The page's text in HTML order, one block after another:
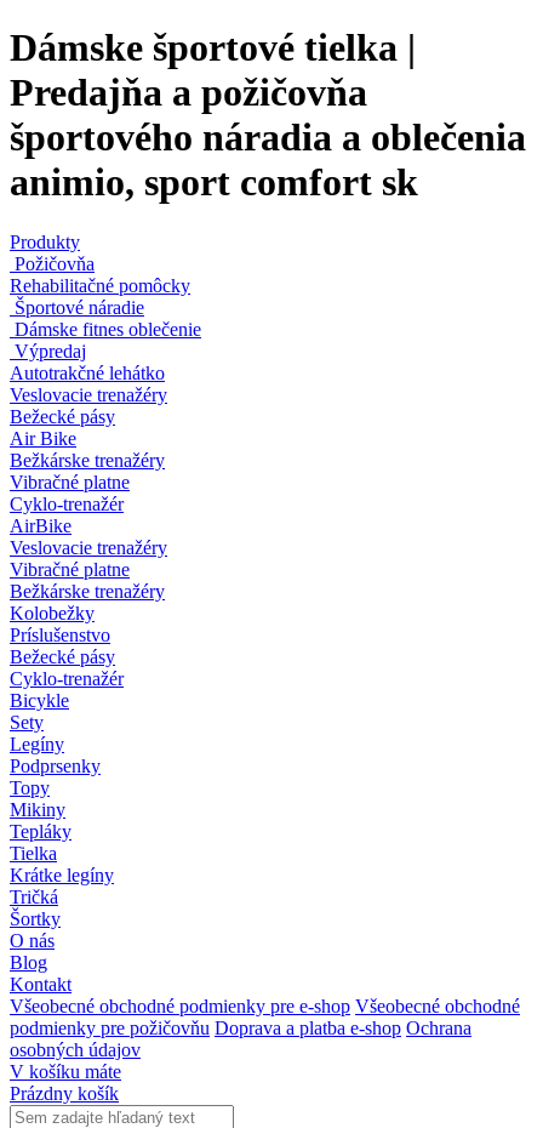
Dámske športové tielka |
Predajňa a požičovňa
športového náradia a oblečenia
animio, sport comfort sk
Produkty
Požičovňa
Rehabilitačné pomôcky
Športové náradie
Dámske fitnes oblečenie
Výpredaj
Autotrakčné lehátko
Veslovacie trenažéry
Bežecké pásy
Air Bike
Bežkárske trenažéry
Vibračné platne
Cyklo-trenažér
AirBike
Veslovacie trenažéry
Vibračné platne
Bežkárske trenažéry
Kolobežky
Príslušenstvo
Bežecké pásy
Cyklo-trenažér
Bicykle
Sety
Legíny
Podprsenky
Topy
Mikiny
Tepláky
Tielka
Krátke legíny
Tričká
Šortky
O nás
Blog
Kontakt
Všeobecné obchodné podmienky pre e-shop Všeobecné obchodné
podmienky pre požičovňu Doprava a platba e-shop Ochrana
osobných údajov
V košíku máte
Prázdny košík